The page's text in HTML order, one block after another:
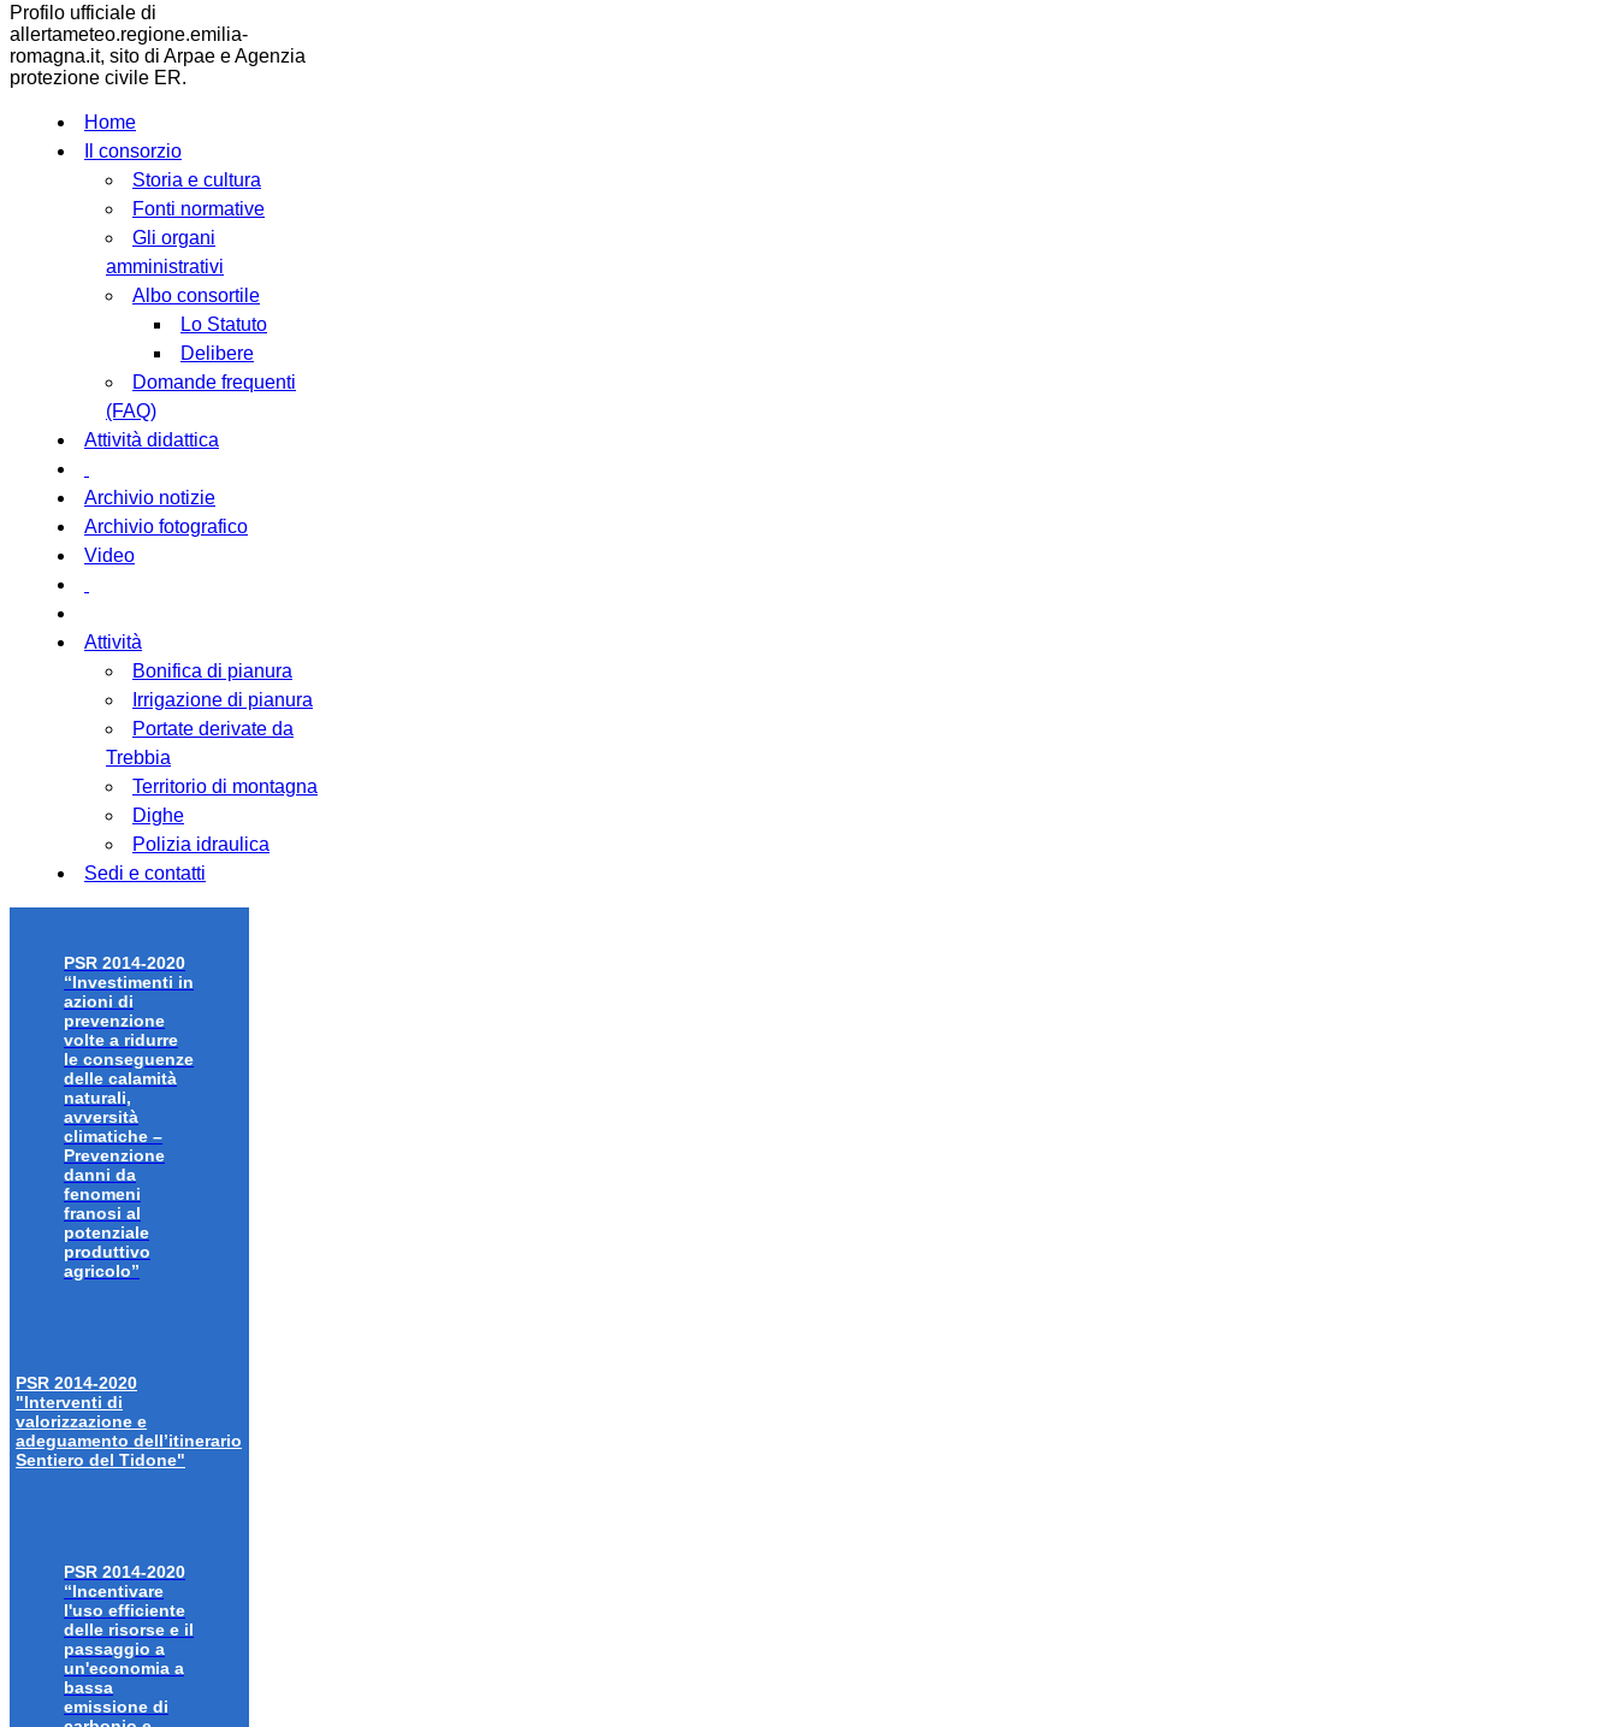
Profilo ufficiale di
allertameteo.regione.emilia-
romagna.it, sito di Arpae e Agenzia
protezione civile ER.
Home
Il consorzio
Storia e cultura
Fonti normative
Gli organi
amministrativi
Albo consortile
Lo Statuto
Delibere
Domande frequenti
(FAQ)
Attività didattica
Archivio notizie
Archivio fotografico
Video
Attività
Bonifica di pianura
Irrigazione di pianura
Portate derivate da
Trebbia
Territorio di montagna
Dighe
Polizia idraulica
Sedi e contatti
PSR 2014-2020
“Investimenti in
azioni di
prevenzione
volte a ridurre
le conseguenze
delle calamità
naturali,
avversità
climatiche –
Prevenzione
danni da
fenomeni
franosi al
potenziale
produttivo
agricolo”
PSR 2014-2020
"Interventi di
valorizzazione e
adeguamento dell’itinerario
Sentiero del Tidone"
PSR 2014-2020
“Incentivare
l'uso efficiente
delle risorse e il
passaggio a
un'economia a
bassa
emissione di